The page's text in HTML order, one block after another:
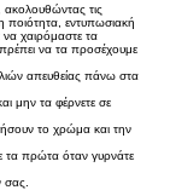
τις
εντυπωσιακή
να χαιρόμαστε τα
να τα προσέχουμε
απευθείας πάνω στα
μην τα φέρνετε σε
το χρώμα και την
τα πρώτα όταν γυρνάτε
σας.